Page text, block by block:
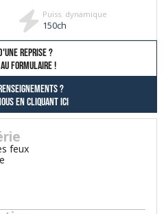
Puiss. dynamique
150ch
reprise ?
au formulaire !
?
en cliquant ici
feux